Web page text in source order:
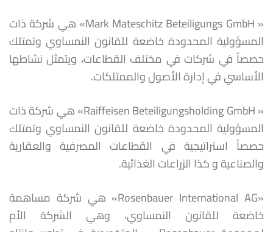
« Mark Mateschitz Beteiligungs GmbH» هي شركة ذات
المسؤولية المحدودة خاضعة للقانون النمساوي وتمتلك
حصصاً في شركات في مختلف القطاعات، ويتمثل نشاطها
الأساسي في إدارة الأصول والممتلكات.
« Raiffeisen Beteiligungsholding GmbH» هي شركة ذات
المسؤولية المحدودة خاضعة للقانون النمساوي وتمتلك
حصصاً استراتيجية في القطاعات المصرفية والعقارية
والصناعية و كذا الزراعات الغذائية.
«Rosenbauer International AG» هي شركة مساهمة
خاضعة للقانون النمساوي، وهي الشركة الأم